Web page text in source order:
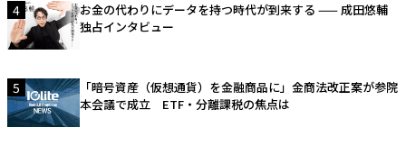
4
お金の代わりにデータを持つ時代が到来する —— 成田悠輔
独占インタビュー
5
「暗号資産（仮想通貨）を金融商品に」金商法改正案が参院
本会議で成立 ETF・分離課税の焦点は